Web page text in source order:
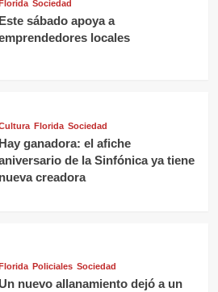
Sociedad
Este sábado apoya a
locales
Florida Sociedad
Hay ganadora: el afiche
de la Sinfónica ya tiene
nueva creadora
Policiales Sociedad
Un nuevo allanamiento dejó a un